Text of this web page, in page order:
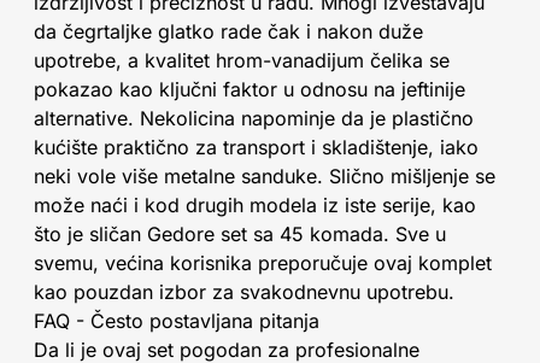
da čegrtaljke glatko rade čak i nakon duže
upotrebe, a kvalitet hrom-vanadijum čelika se
pokazao kao ključni faktor u odnosu na jeftinije
alternative. Nekolicina napominje da je plastično
kućište praktično za transport i skladištenje, iako
neki vole više metalne sanduke. Slično mišljenje se
može naći i kod drugih modela iz iste serije, kao
što je sličan Gedore set sa 45 komada. Sve u
svemu, većina korisnika preporučuje ovaj komplet
kao pouzdan izbor za svakodnevnu upotrebu.
FAQ - Često postavljana pitanja
Da li je ovaj set pogodan za profesionalne